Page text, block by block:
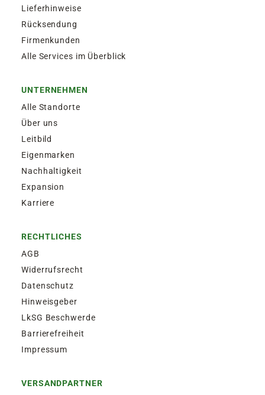
Lieferhinweise
Rücksendung
Firmenkunden
Alle Services im Überblick
UNTERNEHMEN
Alle Standorte
Über uns
Leitbild
Eigenmarken
Nachhaltigkeit
Expansion
Karriere
RECHTLICHES
AGB
Widerrufsrecht
Datenschutz
Hinweisgeber
LkSG Beschwerde
Barrierefreiheit
Impressum
VERSANDPARTNER